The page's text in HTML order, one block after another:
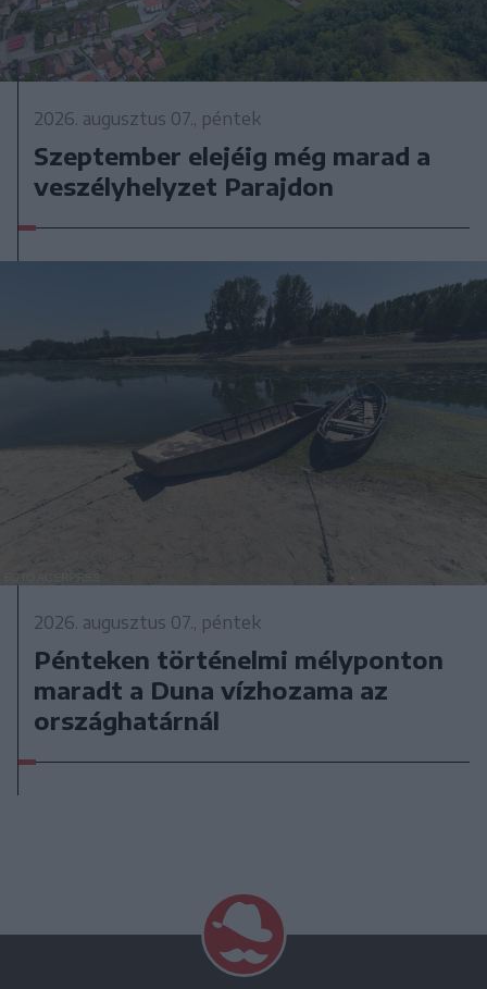
2026. augusztus 07., péntek
Szeptember elejéig még marad a
veszélyhelyzet Parajdon
2026. augusztus 07., péntek
Pénteken történelmi mélyponton
maradt a Duna vízhozama az
országhatárnál